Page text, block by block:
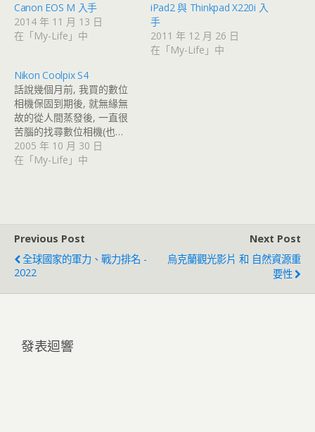
Canon EOS M 入手
2014 年 11 月 13 日
在「My-Life」中
iPad2 與 Thinkpad X220i 入
手
2011 年 12 月 26 日
在「My-Life」中
Nikon Coolpix S4
話說幾個月前, 我買的數位
相機保固到期後, 就無緣無
故的從人間蒸發後, 一直很
苦腦的找尋數位相機(也…
2005 年 10 月 30 日
在「My-Life」中
Previous Post
全球國家的軍力、戰力排名 -
2022
Next Post
烏克蘭觀光影片 和 自然資源重
要性
發表迴響